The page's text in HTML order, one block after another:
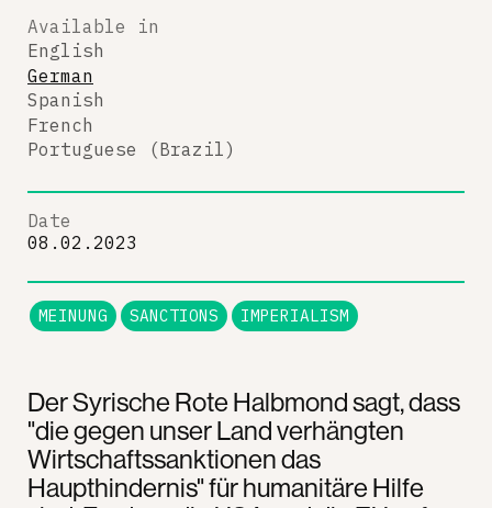
Der Syrische Rote Halbmond sagt, dass
"die gegen unser Land verhängten
Wirtschaftssanktionen das
Haupthindernis" für humanitäre Hilfe
Available in
English
German
Spanish
French
Portuguese (Brazil)
Date
08.02.2023
MEINUNG SANCTIONS IMPERIALISM